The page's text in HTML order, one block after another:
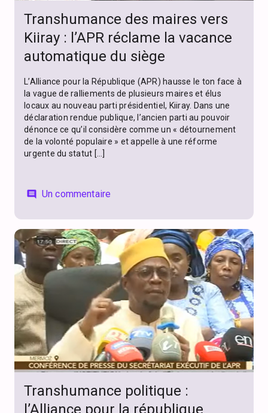
Transhumance des maires vers
Kiiray : l’APR réclame la vacance
automatique du siège
L’Alliance pour la République (APR) hausse le ton face à
la vague de ralliements de plusieurs maires et élus
locaux au nouveau parti présidentiel, Kiiray. Dans une
déclaration rendue publique, l’ancien parti au pouvoir
dénonce ce qu’il considère comme un « détournement
de la volonté populaire » et appelle à une réforme
urgente du statut […]
comment Un commentaire
Transhumance politique :
l’Alliance pour la république